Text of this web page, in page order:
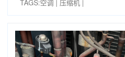
TAGS:空调 | 压缩机 |